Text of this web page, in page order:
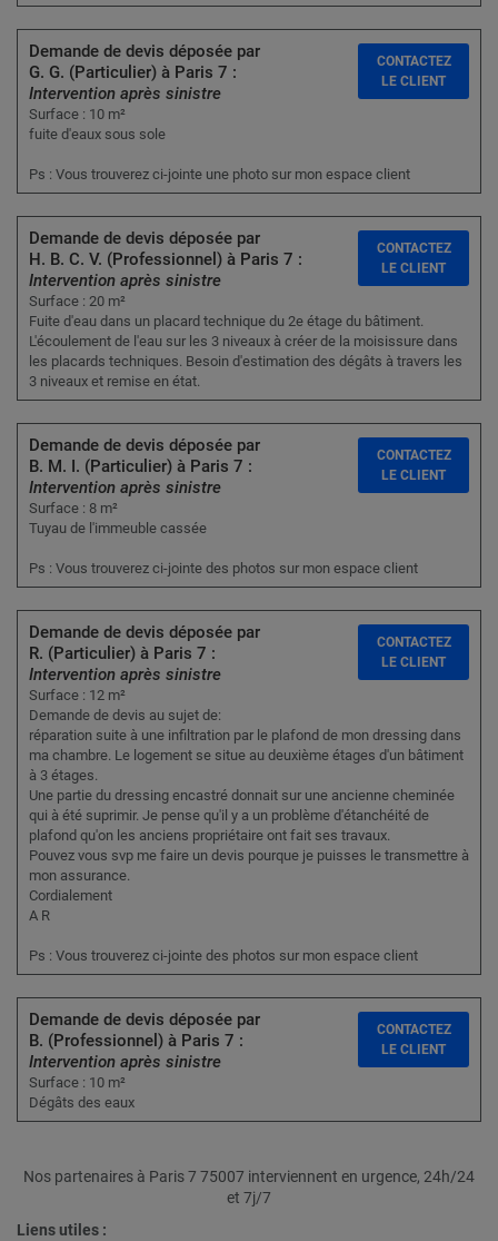
Demande de devis déposée par
G. G. (Particulier) à Paris 7 :
Intervention après sinistre
Surface : 10 m²
fuite d'eaux sous sole
Ps : Vous trouverez ci-jointe une photo sur mon espace client
CONTACTEZ
LE CLIENT
Demande de devis déposée par
H. B. C. V. (Professionnel) à Paris 7 :
Intervention après sinistre
Surface : 20 m²
Fuite d'eau dans un placard technique du 2e étage du bâtiment.
L'écoulement de l'eau sur les 3 niveaux à créer de la moisissure dans
les placards techniques. Besoin d'estimation des dégâts à travers les
3 niveaux et remise en état.
CONTACTEZ
LE CLIENT
Demande de devis déposée par
B. M. I. (Particulier) à Paris 7 :
Intervention après sinistre
Surface : 8 m²
Tuyau de l'immeuble cassée
Ps : Vous trouverez ci-jointe des photos sur mon espace client
CONTACTEZ
LE CLIENT
Demande de devis déposée par
R. (Particulier) à Paris 7 :
Intervention après sinistre
Surface : 12 m²
Demande de devis au sujet de:
réparation suite à une infiltration par le plafond de mon dressing dans
ma chambre. Le logement se situe au deuxième étages d'un bâtiment
à 3 étages.
Une partie du dressing encastré donnait sur une ancienne cheminée
qui à été suprimir. Je pense qu'il y a un problème d'étanchéité de
plafond qu'on les anciens propriétaire ont fait ses travaux.
Pouvez vous svp me faire un devis pourque je puisses le transmettre à
mon assurance.
Cordialement
A R
Ps : Vous trouverez ci-jointe des photos sur mon espace client
CONTACTEZ
LE CLIENT
Demande de devis déposée par
B. (Professionnel) à Paris 7 :
Intervention après sinistre
Surface : 10 m²
Dégâts des eaux
CONTACTEZ
LE CLIENT
Nos partenaires à Paris 7 75007 interviennent en urgence, 24h/24
et 7j/7
Liens utiles :